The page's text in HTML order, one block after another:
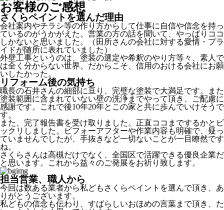
お客様のご感想
さくらペイントを選んだ理由
会社案内やチラシ等の作り方からして仕事に自信や信念を持っ
ているのがうかがえた。営業の方の話を聞いて、やっぱりココ
しかないと思いました。（田所さんの会社に対する愛情・プラ
イドが随所に表れていました）
外壁工事というのは、塗装の選定や希釈のやり方等々、素人で
は全く分からない世界。だからこそ、信用のおける会社にお願
いしたかった。
リフォーム後の気持ち
職長の石井さんの細部に亘り、完璧な塗装で大満足です。また
塗装範囲に含まれていない壁の洗浄までやって頂き、ご配慮に
感謝です。これで後10年20年とこの家と共に歩んでいけそうで
す。
また、完了報告書を受け取りました。正直ココまでするかとビ
ックリしました。ビフォーアフターや作業内容も明確で、疑っ
ていませんでしたが、手抜きなど一切ないことが一目瞭然です
ね。
さくらさんは高槻だけでなく、全国区で活躍できる優良企業だ
と思います。これから益々のご発展をお祈り致します。
担当営業、職人から
今回は数ある業者から私どもさくらペイントを選んで頂き、あ
りがとうございます。
私どもの信念も伝わり、すばらしいおほめの言葉まで頂き、た